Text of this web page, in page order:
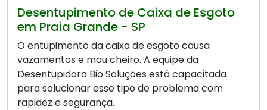
Desentupimento de Caixa de Esgoto
em Praia Grande - SP
O entupimento da caixa de esgoto causa
vazamentos e mau cheiro. A equipe da
Desentupidora Bio Soluções está capacitada
para solucionar esse tipo de problema com
rapidez e segurança.